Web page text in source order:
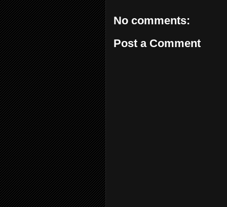
No comments:
Post a Comment